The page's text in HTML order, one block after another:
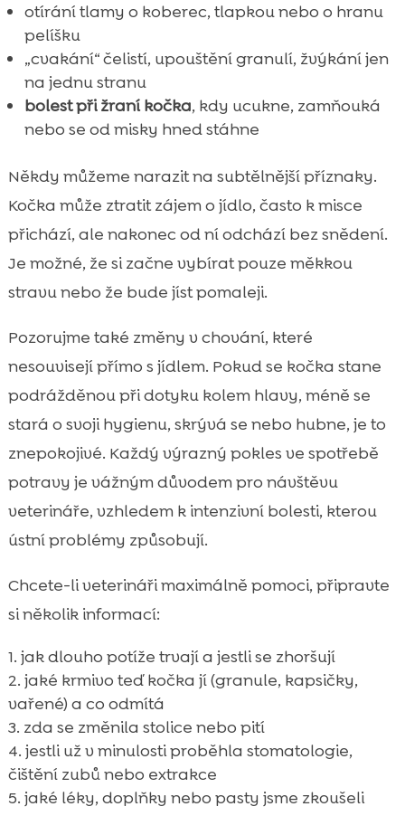
otírání tlamy o koberec, tlapkou nebo o hranu
pelíšku
„cvakání“ čelistí, upouštění granulí, žvýkání jen
na jednu stranu
bolest při žraní kočka, kdy ucukne, zamňouká
nebo se od misky hned stáhne
Někdy můžeme narazit na subtělnější příznaky.
Kočka může ztratit zájem o jídlo, často k misce
přichází, ale nakonec od ní odchází bez snědení.
Je možné, že si začne vybírat pouze měkkou
stravu nebo že bude jíst pomaleji.
Pozorujme také změny v chování, které
nesouvisejí přímo s jídlem. Pokud se kočka stane
podrážděnou při dotyku kolem hlavy, méně se
stará o svoji hygienu, skrývá se nebo hubne, je to
znepokojivé. Každý výrazný pokles ve spotřebě
potravy je vážným důvodem pro návštěvu
veterináře, vzhledem k intenzivní bolesti, kterou
ústní problémy způsobují.
Chcete-li veterináři maximálně pomoci, připravte
si několik informací:
jak dlouho potíže trvají a jestli se zhoršují
jaké krmivo teď kočka jí (granule, kapsičky,
vařené) a co odmítá
zda se změnila stolice nebo pití
jestli už v minulosti proběhla stomatologie,
čištění zubů nebo extrakce
jaké léky, doplňky nebo pasty jsme zkoušeli